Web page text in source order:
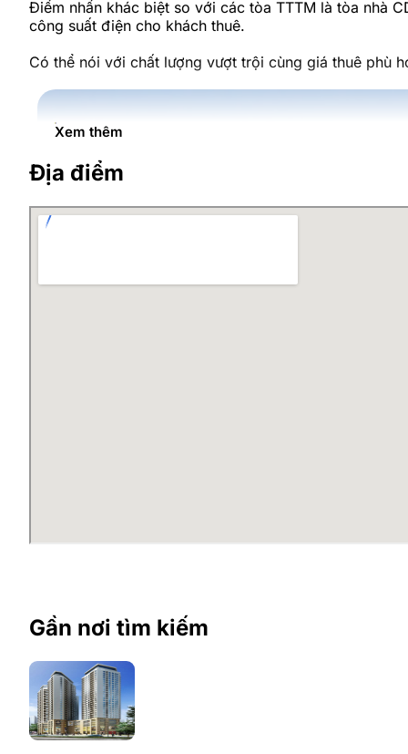
Điểm nhấn khác biệt so với các tòa TTTM là tòa nhà
công suất điện cho khách thuê.
Có thể nói với chất lượng vượt trội cùng giá thuê phù
Xem thêm
Địa điểm
Gần nơi tìm kiếm